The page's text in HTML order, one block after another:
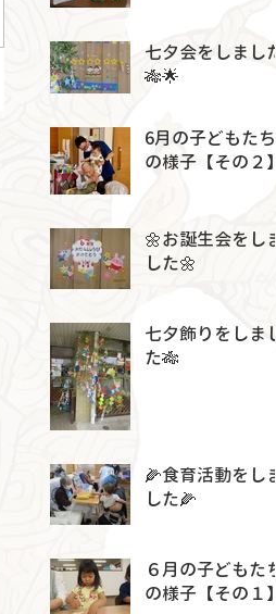
七夕会をしました
🎋🌟
6月の子どもたち
の様子【その２】
🌼お誕生会をしま
した🌼
七夕飾りをしまし
た🎋
🌽食育活動をしま
した🌽
６月の子どもたち
の様子【その１】